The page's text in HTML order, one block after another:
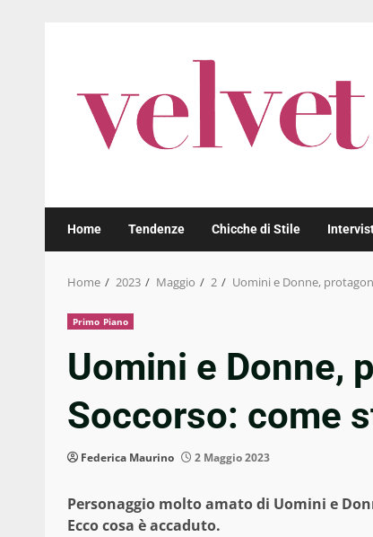
Home Tendenze Chicche di Stile
Home 2023 Maggio 2 Uomini e Donne,
Primo Piano
Uomini e Donne,
Soccorso: come
Federica Maurino 2 Maggio 2023
Personaggio molto amato di Uomini e
Ecco cosa è accaduto.